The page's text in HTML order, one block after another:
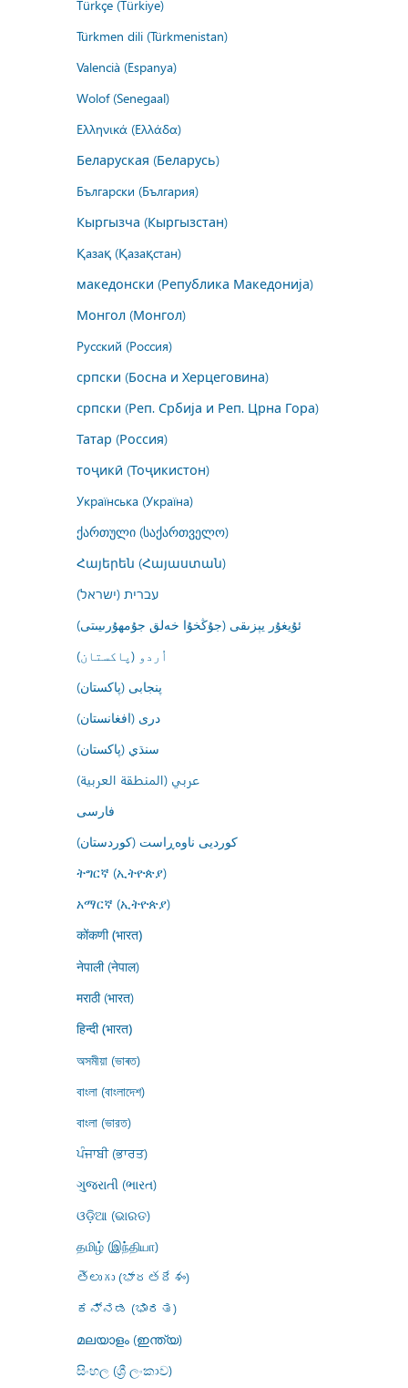
Türkçe (Türkiye)
Türkmen dili (Türkmenistan)
Valencià (Espanya)
Wolof (Senegaal)
Ελληνικά (Ελλάδα)
Беларуская (Беларусь)
Български (България)
Кыргызча (Кыргызстан)
Қазақ (Қазақстан)
македонски (Република Македонија)
Монгол (Монгол)
Русский (Россия)
српски (Босна и Херцеговина)
српски (Реп. Србија и Реп. Црна Гора)
Татар (Россия)
тоҷикӣ (Тоҷикистон)
Українська (Україна)
ქართული (საქართველო)
Հայերեն (Հայաստան)
עברית (ישראל)
ئۇيغۇر يېزىقى (جۇڭخۇا خەلق جۇمھۇرىيىتى)
اُردو (پاکستان)
پنجابی (پاکستان)
درى (افغانستان)
سنڌي (پاکستان)
عربي (المنطقة العربية)
فارسى
کوردیی ناوەڕاست (کوردستان)
ትግርኛ (ኢትዮጵያ)
አማርኛ (ኢትዮጵያ)
कोंकणी (भारत)
नेपाली (नेपाल)
मराठी (भारत)
हिन्दी (भारत)
অসমীয়া (ভাৰত)
বাংলা (বাংলাদেশ)
বাংলা (ভারত)
ਪੰਜਾਬੀ (ਭਾਰਤ)
ગુજરાતી (ભારત)
ଓଡ଼ିଆ (ଭାରତ)
தமிழ் (இந்தியா)
తెలుగు (భారతదేశం)
ಕನ್ನಡ (ಭಾರತ)
മലയാളം (ഇന്ത്യ)
සිංහල (ශ්‍රී ලංකාව)